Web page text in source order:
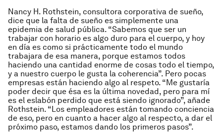
Nancy H. Rothstein, consultora corporativa de sueño,
dice que la falta de sueño es simplemente una
epidemia de salud pública. “Sabemos que ser un
trabajar con horario es algo duro para el cuerpo, y hoy
en día es como si prácticamente todo el mundo
trabajara de esa manera, porque estamos todos
haciendo una cantidad enorme de cosas todo el tiempo,
y a nuestro cuerpo le gusta la coherencia”. Pero pocas
empresas están haciendo algo al respeto. “Me gustaría
poder decir que ésa es la última novedad, pero para mí
es el eslabón perdido que está siendo ignorado”, añade
Rothstein. “Los empleadores están tomando conciencia
de eso, pero en cuanto a hacer algo al respecto, a dar el
próximo paso, estamos dando los primeros pasos”.